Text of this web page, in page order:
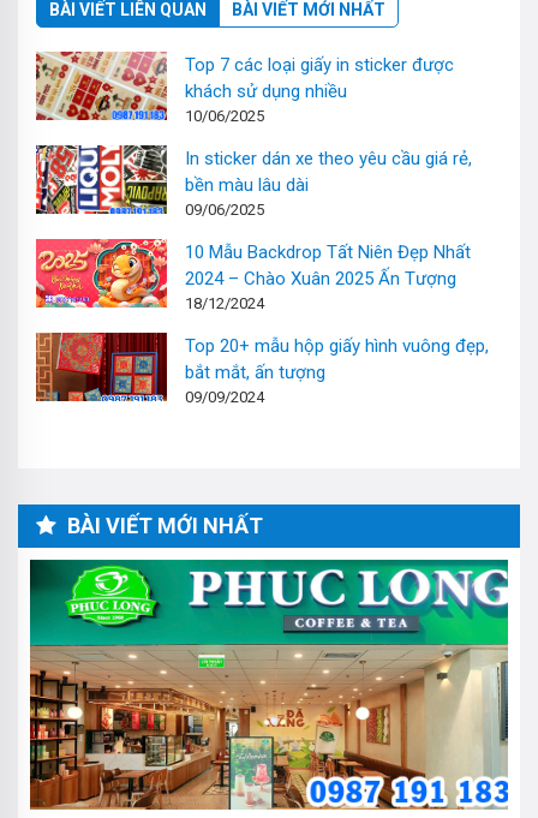
BÀI VIẾT LIÊN QUAN BÀI VIẾT MỚI NHẤT
Top 7 các loại giấy in sticker được
khách sử dụng nhiều
10/06/2025
In sticker dán xe theo yêu cầu giá rẻ,
bền màu lâu dài
09/06/2025
10 Mẫu Backdrop Tất Niên Đẹp Nhất
2024 – Chào Xuân 2025 Ấn Tượng
18/12/2024
Top 20+ mẫu hộp giấy hình vuông đẹp,
bắt mắt, ấn tượng
09/09/2024
BÀI VIẾT MỚI NHẤT